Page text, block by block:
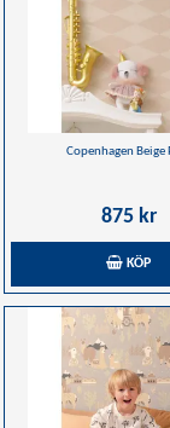
Copenhagen Beige
875 kr
KÖP